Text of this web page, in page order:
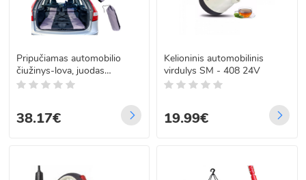
Pripučiamas automobilio
čiužinys-lova, juodas
170x120 cm
38.17€
Kelioninis automobilinis
virdulys SM - 408 24V
19.99€